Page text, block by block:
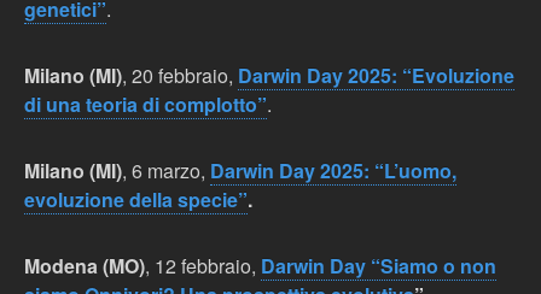
genetici”.
Milano (MI), 20 febbraio, Darwin Day 2025: “Evoluzione
di una teoria di complotto”.
Milano (MI), 6 marzo, Darwin Day 2025: “L’uomo,
evoluzione della specie”.
Modena (MO), 12 febbraio, Darwin Day “Siamo o non